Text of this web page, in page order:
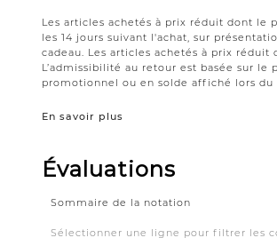
Les articles achetés à prix réduit dont le
les 14 jours suivant l'achat, sur
cadeau. Les articles achetés à prix
L’admissibilité au retour est basée sur
promotionnel ou en solde affiché lors du
En savoir plus